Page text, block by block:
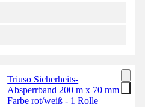
Triuso Sicherheits-
Absperrband 200 m x 70 mm
Farbe rot/weiß - 1 Rolle